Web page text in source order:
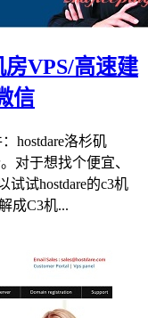
VPS/高速建
信
hostdare洛杉矶
对于想找个便宜、
试hostdare的c3机
成C3机...